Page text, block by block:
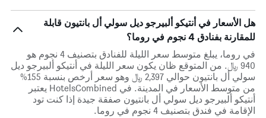
هل الأسعار في أنتيكو ألبيرجو ديل سولي أل بانتيون قابلة
للمقارنة بفنادق 4 نجوم في روما؟
في روما، يبلغ متوسط ​​سعر الليلة للفنادق بتصنيف 4 نجوم هو
940 ﷼. من المتوقع ظان يكون سعر الليلة في أنتيكو ألبيرجو ديل
سولي أل بانتيون حوالي 2,397 ﷼ وهو سعر أرخص بنسبة 155%
من متوسط الأسعار في المدينة. في HotelsCombined يعتبر
أنتيكو ألبيرجو ديل سولي أل بانتيون صفقة جيدة إذا كنت تود
الإقامة في فندق بتصنيف 4 نجوم في روما.